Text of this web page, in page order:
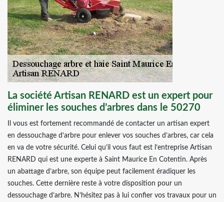
La société Artisan RENARD est un expert pour
éliminer les souches d’arbres dans le 50270
Il vous est fortement recommandé de contacter un artisan expert
en dessouchage d’arbre pour enlever vos souches d’arbres, car cela
en va de votre sécurité. Celui qu’il vous faut est l’entreprise Artisan
RENARD qui est une experte à Saint Maurice En Cotentin. Après
un abattage d’arbre, son équipe peut facilement éradiquer les
souches. Cette dernière reste à votre disposition pour un
dessouchage d’arbre. N’hésitez pas à lui confier vos travaux pour un